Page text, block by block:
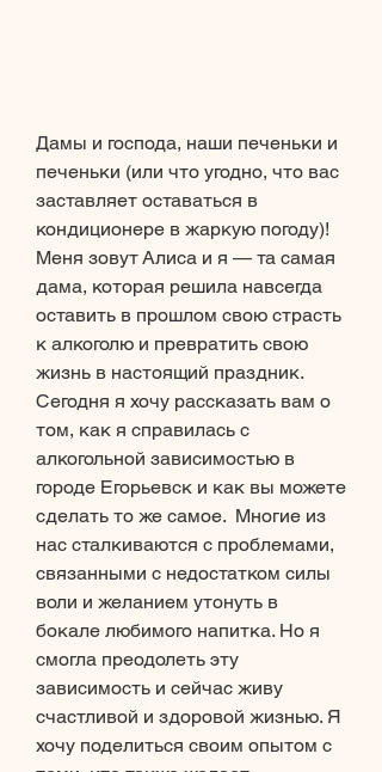
Дамы и господа, наши печеньки и
печеньки (или что угодно, что вас
заставляет оставаться в
кондиционере в жаркую погоду)!
Меня зовут Алиса и я — та самая
дама, которая решила навсегда
оставить в прошлом свою страсть
к алкоголю и превратить свою
жизнь в настоящий праздник.
Сегодня я хочу рассказать вам о
том, как я справилась с
алкогольной зависимостью в
городе Егорьевск и как вы можете
сделать то же самое.  Многие из
нас сталкиваются с проблемами,
связанными с недостатком силы
воли и желанием утонуть в
бокале любимого напитка. Но я
смогла преодолеть эту
зависимость и сейчас живу
счастливой и здоровой жизнью. Я
хочу поделиться своим опытом с